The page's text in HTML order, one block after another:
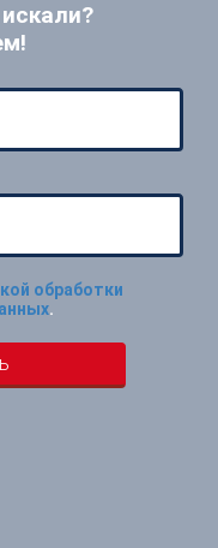
обработки
.